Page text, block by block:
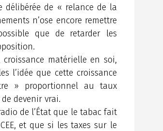
de « relance de la
n’ose encore remettre
que de retarder les
matérielle en soi,
l’idée que cette croissance
» proportionnel au taux
de devenir vrai.
de l’État que le tabac fait
et que si les taxes sur le